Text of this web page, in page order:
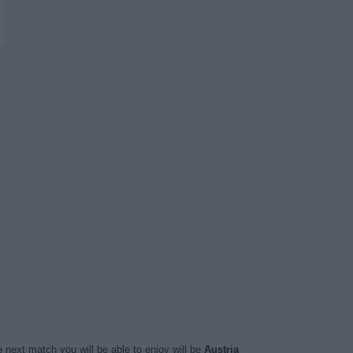
match you will be able to enjoy will be Austria